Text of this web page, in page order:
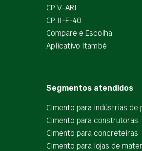
CP V-ARI
CP II-F-40
Compare e Escolha
Aplicativo Itambé
Segmentos atendidos
Cimento para indústrias de
Cimento para construtoras
Cimento para concreteiras
Cimento para lojas de